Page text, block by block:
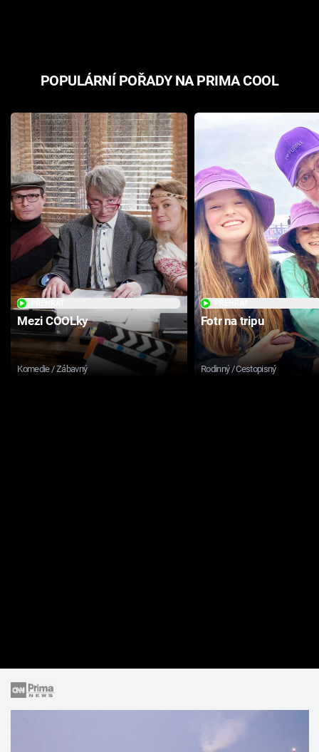
POPULÁRNÍ POŘADY NA PRIMA COOL
Mezi COOLky
Komedie / Zábavný
Fotr na tripu
Rodinný / Cestopisný